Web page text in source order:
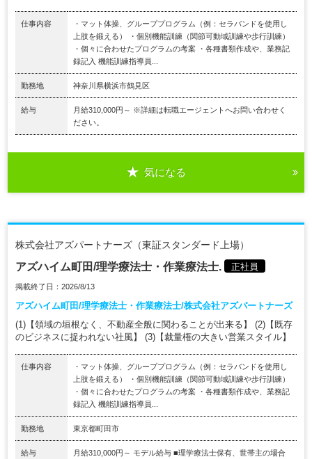
仕事内容
・マット体操、グループプログラム（例：セラバンドを使用し
上肢を鍛える） ・個別機能訓練（関節可動域訓練や歩行訓練）
・個々に合わせたプログラムの考案 ・各種書類作成や、業務記
録記入 機能訓練指導員...
勤務地 神奈川県横浜市鶴見区
給与
月給310,000円～ ※詳細は転職エージェントへお問い合わせく
ださい。
気になる
株式会社アズパートナーズ（東証スタンダード上場）
アズハイム町田/理学療法士・作業療法士. 正社員
掲載終了日：2026/8/13
アズハイム町田/理学療法士・作業療法士/株式会社アズパートナーズ
(1)【領域の垣根なく、不動産全般に関わることが出来る】 (2)【既存
のビジネスに捉われない社風】 (3)【裁量権の大きい営業スタイル】
仕事内容
・マット体操、グループプログラム（例：セラバンドを使用し
上肢を鍛える） ・個別機能訓練（関節可動域訓練や歩行訓練）
・個々に合わせたプログラムの考案 ・各種書類作成や、業務記
録記入 機能訓練指導員...
勤務地 東京都町田市
給与 月給310,000円～ モデル給与 ■理学療法士保有、世帯主の場合